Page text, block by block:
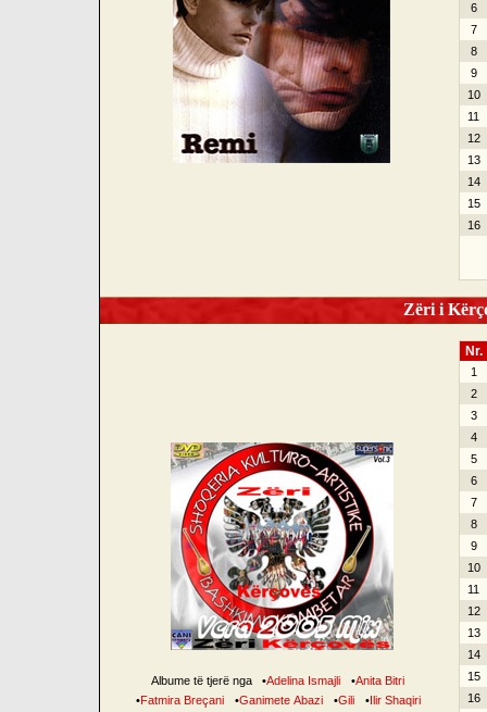
6
7
8
9
10
11
12
13
14
15
16
Zëri i
Albume të tjerë nga •Adelina Ismajli •Anita Bitri
•Fatmira Breçani •Ganimete Abazi •Gili •Ilir Shaqiri
Nr.
1
2
3
4
5
6
7
8
9
10
11
12
13
14
15
16